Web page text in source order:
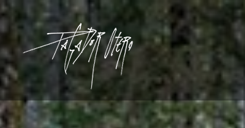
Saltar
contenido